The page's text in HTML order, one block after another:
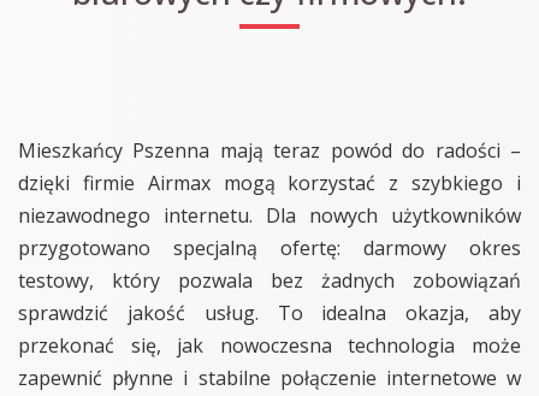
Mieszkańcy Pszenna mają teraz powód do radości –
dzięki firmie Airmax mogą korzystać z szybkiego i
niezawodnego internetu. Dla nowych użytkowników
przygotowano specjalną ofertę: darmowy okres
testowy, który pozwala bez żadnych zobowiązań
sprawdzić jakość usług. To idealna okazja, aby
przekonać się, jak nowoczesna technologia może
zapewnić płynne i stabilne połączenie internetowe w